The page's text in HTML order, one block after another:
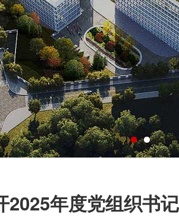
2025年度党组织书